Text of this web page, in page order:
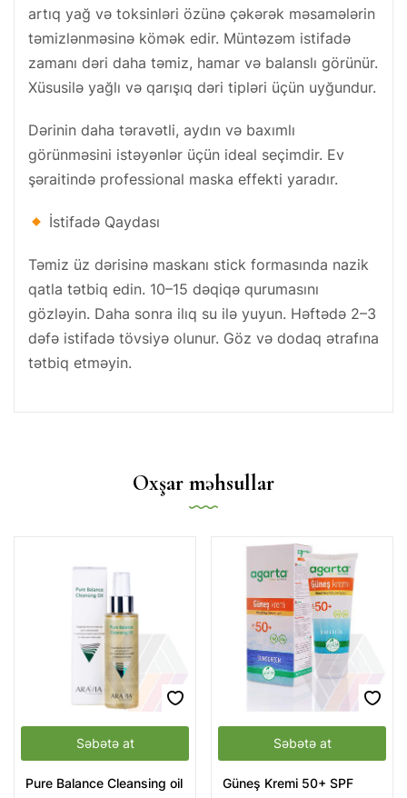
artıq yağ və toksinləri özünə çəkərək məsamələrin
təmizlənməsinə kömək edir. Müntəzəm istifadə
zamanı dəri daha təmiz, hamar və balanslı görünür.
Xüsusilə yağlı və qarışıq dəri tipləri üçün uyğundur.
Dərinin daha təravətli, aydın və baxımlı
görünməsini istəyənlər üçün ideal seçimdir. Ev
şəraitində professional maska effekti yaradır.
İstifadə Qaydası
Təmiz üz dərisinə maskanı stick formasında nazik
qatla tətbiq edin. 10–15 dəqiqə qurumasını
gözləyin. Daha sonra ilıq su ilə yuyun. Həftədə 2–3
dəfə istifadə tövsiyə olunur. Göz və dodaq ətrafına
tətbiq etməyin.
Oxşar məhsullar
Səbətə at
Pure Balance Cleansing oil
Səbətə at
Güneş Kremi 50+ SPF